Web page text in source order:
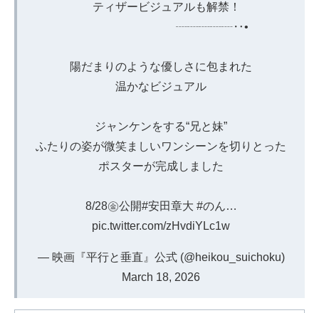
ティザービジュアルも解禁！
┈┈┈┈┈‥•
陽だまりのような優しさに包まれた
温かなビジュアル
ジャンケンをする“兄と妹”
ふたりの姿が微笑ましいワンシーンを切りとった
ポスターが完成しました
8/28㊎公開#安田章大 #のん…
pic.twitter.com/zHvdiYLc1w
— 映画『平行と垂直』公式 (@heikou_suichoku)
March 18, 2026